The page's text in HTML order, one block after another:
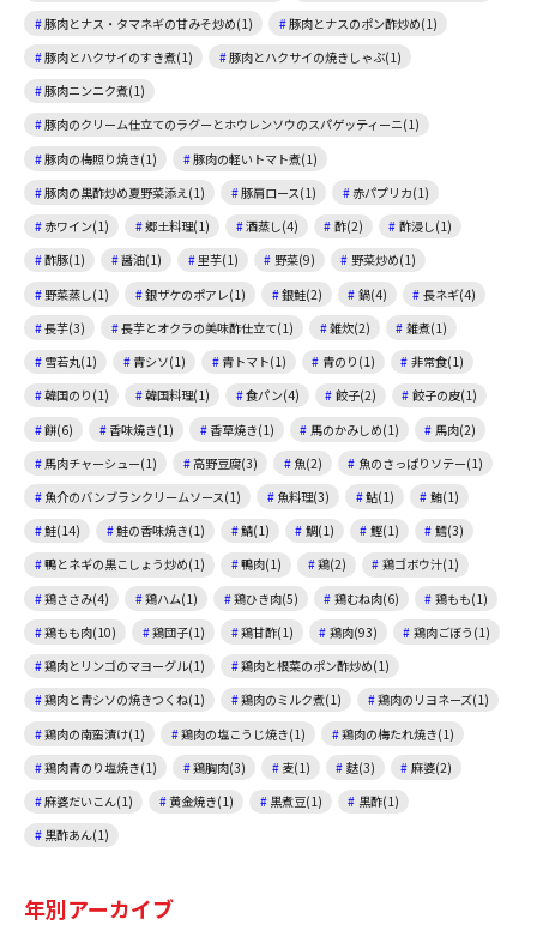
豚肉とナス・タマネギの甘みそ炒め(1)
豚肉とナスのポン酢炒め(1)
豚肉とハクサイのすき煮(1)
豚肉とハクサイの焼きしゃぶ(1)
豚肉ニンニク煮(1)
豚肉のクリーム仕立てのラグーとホウレンソウのスパゲッティーニ(1)
豚肉の梅照り焼き(1)
豚肉の軽いトマト煮(1)
豚肉の黒酢炒め夏野菜添え(1)
豚肩ロース(1)
赤パプリカ(1)
赤ワイン(1)
郷土料理(1) 酒蒸し(4) 酢(2)
酢浸し(1)
酢豚(1)
醤油(1) 里芋(1) 野菜(9)
野菜炒め(1)
野菜蒸し(1)
銀ザケのポアレ(1) 銀鮭(2) 鍋(4)
長ネギ(4)
長芋(3)
長芋とオクラの美味酢仕立て(1) 雑炊(2)
雑煮(1)
雪若丸(1)
青シソ(1) 青トマト(1) 青のり(1)
非常食(1)
韓国のり(1)
韓国料理(1) 食パン(4) 餃子(2)
餃子の皮(1)
餅(6)
香味焼き(1) 香草焼き(1) 馬のかみしめ(1)
馬肉(2)
馬肉チャーシュー(1)
高野豆腐(3) 魚(2)
魚のさっぱりソテー(1)
魚介のバンブランクリームソース(1)
魚料理(3) 鮎(1)
鮪(1)
鮭(14)
鮭の香味焼き(1) 鯖(1) 鯛(1) 鰹(1)
鱈(3)
鴨とネギの黒こしょう炒め(1)
鴨肉(1) 鶏(2)
鶏ゴボウ汁(1)
鶏ささみ(4)
鶏ハム(1) 鶏ひき肉(5) 鶏むね肉(6)
鶏もも(1)
鶏もも肉(10)
鶏団子(1) 鶏甘酢(1) 鶏肉(93)
鶏肉ごぼう(1)
鶏肉とリンゴのマヨーグル(1)
鶏肉と根菜のポン酢炒め(1)
鶏肉と青シソの焼きつくね(1)
鶏肉のミルク煮(1)
鶏肉のリヨネーズ(1)
鶏肉の南蛮漬け(1)
鶏肉の塩こうじ焼き(1)
鶏肉の梅たれ焼き(1)
鶏肉青のり塩焼き(1)
鶏胸肉(3) 麦(1) 麩(3)
麻婆(2)
麻婆だいこん(1)
黄金焼き(1) 黒煮豆(1)
黒酢(1)
黒酢あん(1)
年別アーカイブ